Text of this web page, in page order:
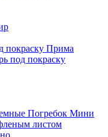
покраску Прима
под покраску
Погребок Мини
листом